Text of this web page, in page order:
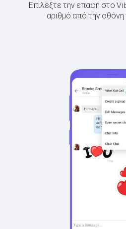
Επιλέξτε την επαφή στο
αριθμό από την